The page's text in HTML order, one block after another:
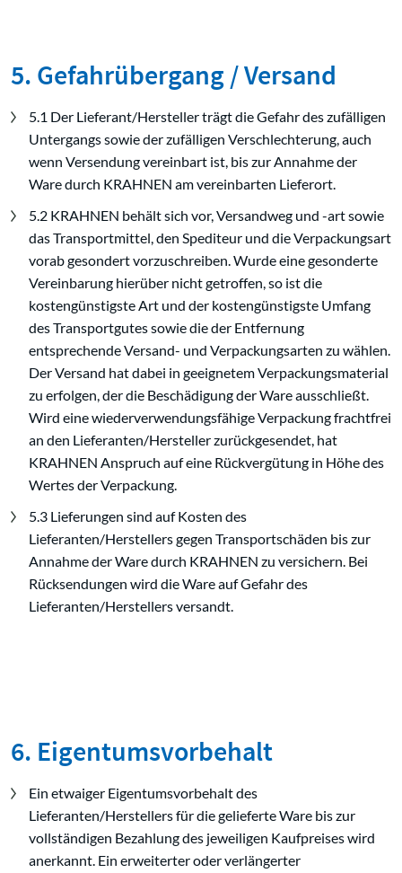
5. Gefahrübergang / Versand
5.1 Der Lieferant/Hersteller trägt die Gefahr des zufälligen
Untergangs sowie der zufälligen Verschlechterung, auch
wenn Versendung vereinbart ist, bis zur Annahme der
Ware durch KRAHNEN am vereinbarten Lieferort.
5.2 KRAHNEN behält sich vor, Versandweg und -art sowie
das Transportmittel, den Spediteur und die Verpackungsart
vorab gesondert vorzuschreiben. Wurde eine gesonderte
Vereinbarung hierüber nicht getroffen, so ist die
kostengünstigste Art und der kostengünstigste Umfang
des Transportgutes sowie die der Entfernung
entsprechende Versand- und Verpackungsarten zu wählen.
Der Versand hat dabei in geeignetem Verpackungsmaterial
zu erfolgen, der die Beschädigung der Ware ausschließt.
Wird eine wiederverwendungsfähige Verpackung frachtfrei
an den Lieferanten/Hersteller zurückgesendet, hat
KRAHNEN Anspruch auf eine Rückvergütung in Höhe des
Wertes der Verpackung.
5.3 Lieferungen sind auf Kosten des
Lieferanten/Herstellers gegen Transportschäden bis zur
Annahme der Ware durch KRAHNEN zu versichern. Bei
Rücksendungen wird die Ware auf Gefahr des
Lieferanten/Herstellers versandt.
6. Eigentumsvorbehalt
Ein etwaiger Eigentumsvorbehalt des
Lieferanten/Herstellers für die gelieferte Ware bis zur
vollständigen Bezahlung des jeweiligen Kaufpreises wird
anerkannt. Ein erweiterter oder verlängerter